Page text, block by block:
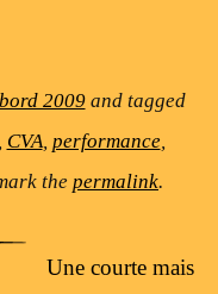
2009and tagged
CVA, performance,
the permalink.
Une courte mais